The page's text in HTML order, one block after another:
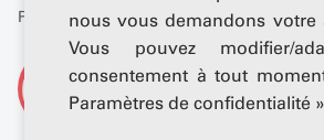
nous vous demandons votre
Vous pouvez modifier/
consentement à tout
Paramètres de confidentialité
Publié: 01 septembre 2024
De
AGVS-Newsdesk